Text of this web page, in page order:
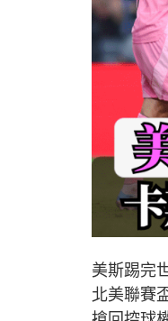
美斯踢完
北美聯賽